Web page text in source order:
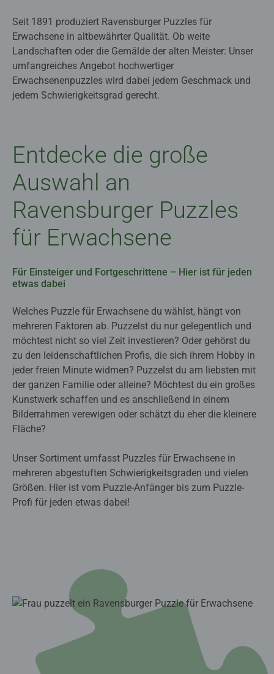
Seit 1891 produziert Ravensburger Puzzles für
Erwachsene in altbewährter Qualität. Ob weite
Landschaften oder die Gemälde der alten Meister: Unser
umfangreiches Angebot hochwertiger
Erwachsenenpuzzles wird dabei jedem Geschmack und
jedem Schwierigkeitsgrad gerecht.
Entdecke die große
Auswahl an
Ravensburger Puzzles
für Erwachsene
Für Einsteiger und Fortgeschrittene – Hier ist für jeden
etwas dabei
Welches Puzzle für Erwachsene du wählst, hängt von
mehreren Faktoren ab. Puzzelst du nur gelegentlich und
möchtest nicht so viel Zeit investieren? Oder gehörst du
zu den leidenschaftlichen Profis, die sich ihrem Hobby in
jeder freien Minute widmen? Puzzelst du am liebsten mit
der ganzen Familie oder alleine? Möchtest du ein großes
Kunstwerk schaffen und es anschließend in einem
Bilderrahmen verewigen oder schätzt du eher die kleinere
Fläche?
Unser Sortiment umfasst Puzzles für Erwachsene in
mehreren abgestuften Schwierigkeitsgraden und vielen
Größen. Hier ist vom Puzzle-Anfänger bis zum Puzzle-
Profi für jeden etwas dabei!